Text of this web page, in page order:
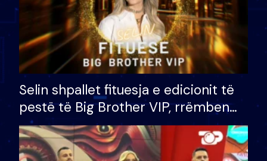
Selin shpallet fituesja e edicionit të
pestë të Big Brother VIP, rrëmben
çmimin e madh prej 100 mijë eurosh